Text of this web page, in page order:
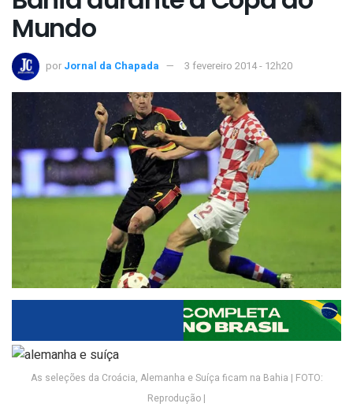
Mundo
por Jornal da Chapada 3 fevereiro 2014 - 12h20
As seleções da Croácia, Alemanha e Suíça ficam na Bahia | FOTO:
Reprodução |